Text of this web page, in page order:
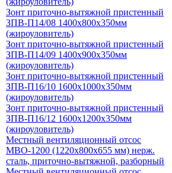
Зонт приточно-вытяжной пристенный
ЗПВ-П14/08 1400х800х350мм
(жироуловитель)
Зонт приточно-вытяжной пристенный
ЗПВ-П14/09 1400х900х350мм
(жироуловитель)
Зонт приточно-вытяжной пристенный
ЗПВ-П16/10 1600х1000х350мм
(жироуловитель)
Зонт приточно-вытяжной пристенный
ЗПВ-П16/12 1600х1200х350мм
(жироуловитель)
Местный вентиляционный отсос
МВО-1200 (1220х800х655 мм) нерж.
сталь, приточно-вытяжной, разборный